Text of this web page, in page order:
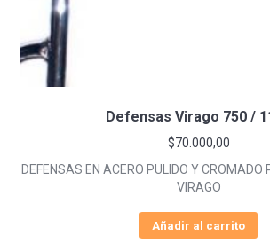
Defensas Virago 750 /
$70.000,00
DEFENSAS EN ACERO PULIDO Y CROMADO
VIRAGO
Añadir al carrito